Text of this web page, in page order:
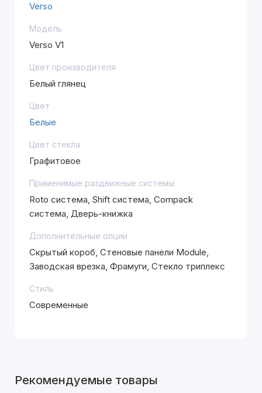
Verso
Модель
Verso V1
Цвет производителя
Белый глянец
Цвет
Белые
Цвет стекла
Графитовое
Применимые раздвижные системы
Roto система, Shift система, Compack
система, Дверь-книжка
Дополнительные опции
Скрытый короб, Стеновые панели Module,
Заводская врезка, Фрамуги, Стекло триплекс
Стиль
Современные
Рекомендуемые товары